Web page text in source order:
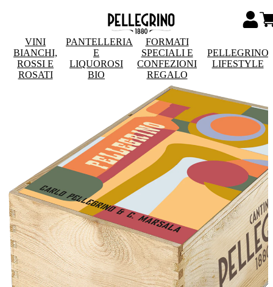
VINI
BIANCHI,
ROSSI E
ROSATI
PANTELLERIA
E
LIQUOROSI
BIO
FORMATI
SPECIALI E
CONFEZIONI
REGALO
PELLEGRINO
LIFESTYLE